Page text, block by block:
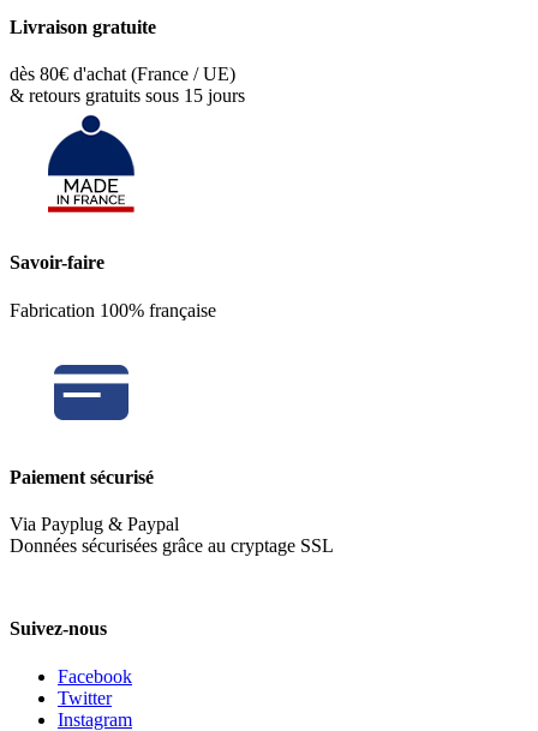
Livraison gratuite
dès 80€ d'achat (France / UE)
& retours gratuits sous 15 jours
Savoir-faire
Fabrication 100% française
Paiement sécurisé
Via Payplug & Paypal
Données sécurisées grâce au cryptage SSL
Suivez-nous
Facebook
Twitter
Instagram